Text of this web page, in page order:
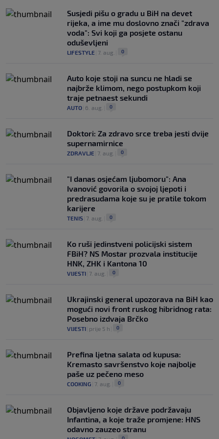
Susjedi pišu o gradu u BiH na devet
rijeka, a ime mu doslovno znači "zdrava
voda": Svi koji ga posjete ostanu
oduševljeni
LIFESTYLE 7. aug. 0
Auto koje stoji na suncu ne hladi se
najbrže klimom, nego postupkom koji
traje petnaest sekundi
AUTO 6. aug. 0
Doktori: Za zdravo srce treba jesti dvije
supernamirnice
ZDRAVLJE 7. aug. 0
"I danas osjećam ljubomoru": Ana
Ivanović govorila o svojoj ljepoti i
predrasudama koje su je pratile tokom
karijere
TENIS 7. aug. 0
Ko ruši jedinstveni policijski sistem
FBiH? NS Mostar prozvala institucije
HNK, ZHK i Kantona 10
VIJESTI 7. aug. 0
Ukrajinski general upozorava na BiH kao
mogući novi front ruskog hibridnog rata:
Posebno izdvaja Brčko
VIJESTI prije 5 h 0
Prefina ljetna salata od kupusa:
Kremasto savršenstvo koje najbolje
paše uz pečeno meso
COOKING 7. aug. 0
Objavljeno koje države podržavaju
Infantina, a koje traže promjene: HNS
odavno zauzeo stranu
0